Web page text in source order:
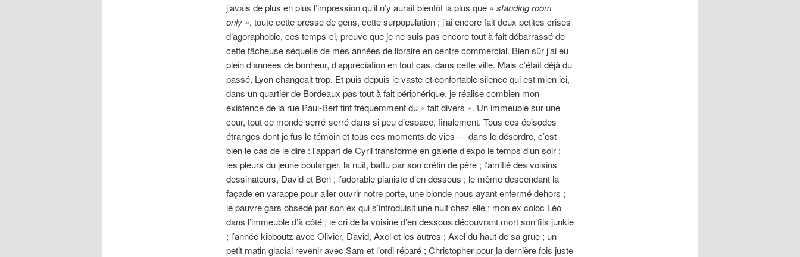
j’avais de plus en plus l’impression qu’il n’y aurait bientôt là plus que « standing room
only », toute cette presse de gens, cette surpopulation ; j’ai encore fait deux petites crises
d’agoraphobie, ces temps-ci, preuve que je ne suis pas encore tout à fait débarrassé de
cette fâcheuse séquelle de mes années de libraire en centre commercial. Bien sûr j’ai eu
plein d’années de bonheur, d’appréciation en tout cas, dans cette ville. Mais c’était déjà du
passé, Lyon changeait trop. Et puis depuis le vaste et confortable silence qui est mien ici,
dans un quartier de Bordeaux pas tout à fait périphérique, je réalise combien mon
existence de la rue Paul-Bert tint fréquemment du « fait divers ». Un immeuble sur une
cour, tout ce monde serré-serré dans si peu d’espace, finalement. Tous ces épisodes
étranges dont je fus le témoin et tous ces moments de vies — dans le désordre, c’est
bien le cas de le dire : l’appart de Cyril transformé en galerie d’expo le temps d’un soir ;
les pleurs du jeune boulanger, la nuit, battu par son crétin de père ; l’amitié des voisins
dessinateurs, David et Ben ; l’adorable pianiste d’en dessous ; le même descendant la
façade en varappe pour aller ouvrir notre porte, une blonde nous ayant enfermé dehors ;
le pauvre gars obsédé par son ex qui s’introduisit une nuit chez elle ; mon ex coloc Léo
dans l’immeuble d’à côté ; le cri de la voisine d’en dessous découvrant mort son fils junkie
; l’année kibboutz avec Olivier, David, Axel et les autres ; Axel du haut de sa grue ; un
petit matin glacial revenir avec Sam et l’ordi réparé ; Christopher pour la dernière fois juste